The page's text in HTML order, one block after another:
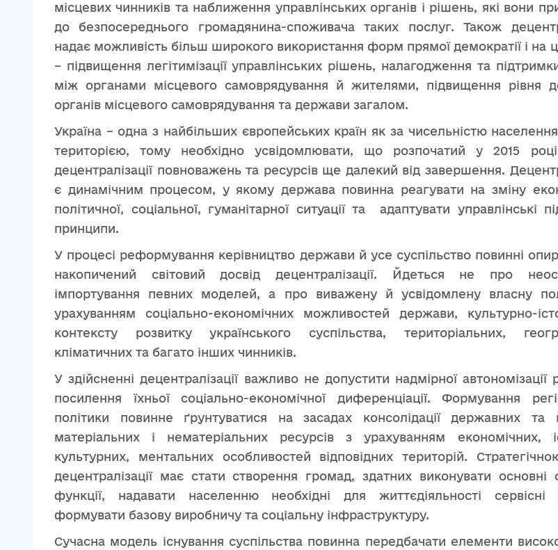
місцевих чинників та наближення управлінських органів і рішень, які вони
до безпосереднього громадянина-споживача таких послуг. Також
надає можливість більш широкого використання форм прямої демократії і на
– підвищення легітимізації управлінських рішень, налагодження та
між органами місцевого самоврядування й жителями, підвищення рівня
органів місцевого самоврядування та держави загалом.
Україна – одна з найбільших європейських країн як за чисельністю
територією, тому необхідно усвідомлювати, що розпочатий у 2015
децентралізації повноважень та ресурсів ще далекий від завершення.
є динамічним процесом, у якому держава повинна реагувати на зміну
політичної, соціальної, гуманітарної ситуації та адаптувати управлінські
принципи.
У процесі реформування керівництво держави й усе суспільство повинні
накопичений світовий досвід децентралізації. Йдеться не про
імпортування певних моделей, а про виважену й усвідомлену власну
урахуванням соціально-економічних можливостей держави, культурно-
контексту розвитку українського суспільства, територіальних,
кліматичних та багато інших чинників.
У здійсненні децентралізації важливо не допустити надмірної автономізації
посилення їхньої соціально-економічної диференціації. Формування
політики повинне ґрунтуватися на засадах консолідації державних та
матеріальних і нематеріальних ресурсів з урахуванням економічних,
культурних, ментальних особливостей відповідних територій.
децентралізації має стати створення громад, здатних виконувати основні
функції, надавати населенню необхідні для життєдіяльності сервісні
формувати базову виробничу та соціальну інфраструктуру.
Сучасна модель існування суспільства повинна передбачати елементи